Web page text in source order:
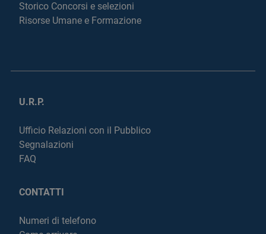
Storico Concorsi e selezioni
Risorse Umane e Formazione
U.R.P.
Ufficio Relazioni con il Pubblico
Segnalazioni
FAQ
CONTATTI
Numeri di telefono